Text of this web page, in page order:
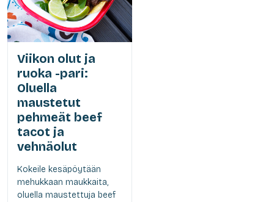
Viikon olut ja
ruoka -pari:
Oluella
maustetut
pehmeät beef
tacot ja
vehnäolut
Kokeile kesäpöytään
mehukkaan maukkaita,
oluella maustettuja beef